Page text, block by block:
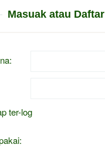
Masuak atau Daftar
ter-log